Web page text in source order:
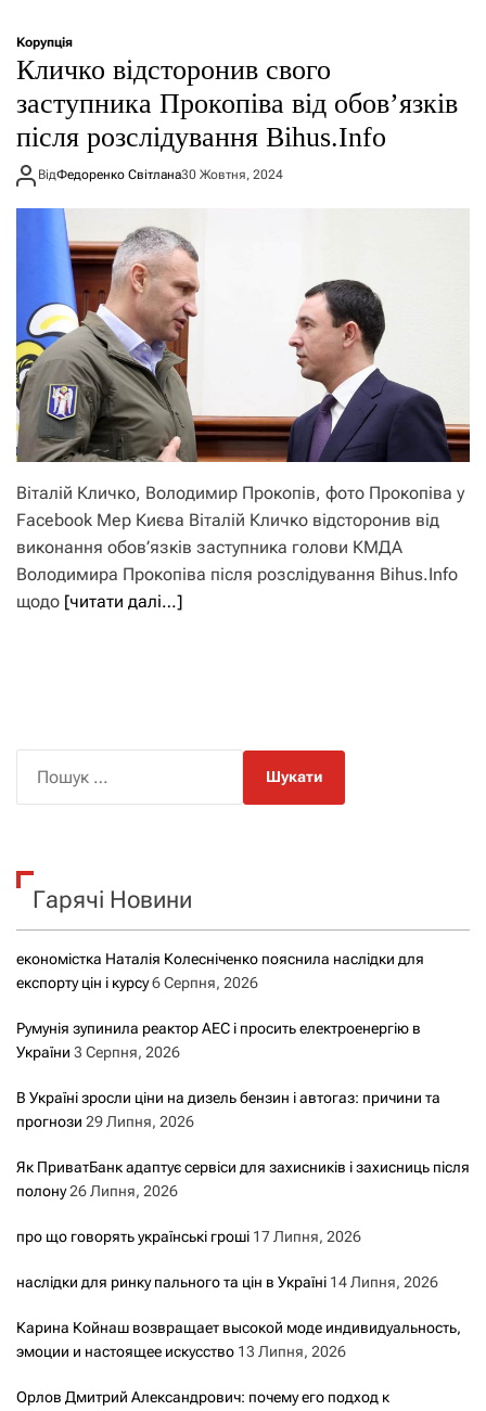
Корупція
Кличко відсторонив свого
заступника Прокопіва від обов’язків
після розслідування Bihus.Info
ВідФедоренко Світлана30 Жовтня, 2024
Віталій Кличко, Володимир Прокопів, фото Прокопіва у
Facebook Мер Києва Віталій Кличко відсторонив від
виконання обов’язків заступника голови КМДА
Володимира Прокопіва після розслідування Bihus.Info
щодо [читати далі…]
к
Гарячі Новини
економістка Наталія Колесніченко пояснила наслідки для
експорту цін і курсу6 Серпня, 2026
Румунія зупинила реактор АЕС і просить електроенергію в
України 3 Серпня, 2026
В Україні зросли ціни на дизель бензин і автогаз: причини та
прогнози 29 Липня, 2026
Як ПриватБанк адаптує сервіси для захисників і захисниць після
полону26 Липня, 2026
про що говорять українські гроші 17 Липня, 2026
наслідки для ринку пального та цін в Україні 14 Липня, 2026
Карина Койнаш возвращает высокой моде индивидуальность,
эмоции и настоящее искусство 13 Липня, 2026
Орлов Дмитрий Александрович: почему его подход к